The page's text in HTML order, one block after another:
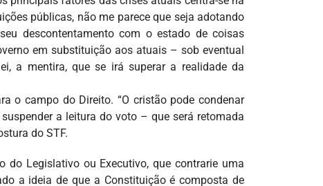
públicas, não me parece que seja adotando
descontentamento com o estado de coisas
em substituição aos atuais – sob eventual
a mentira, que se irá superar a realidade da
o campo do Direito. “O cristão pode condenar
a leitura do voto – que será retomada
do STF.
do Legislativo ou Executivo, que contrarie uma
a ideia de que a Constituição é composta de